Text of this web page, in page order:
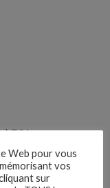
F/H
Web pour vous
vos
sur